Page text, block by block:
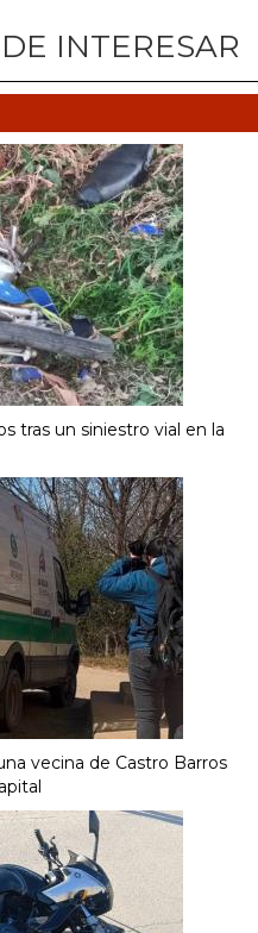
INTERESAR
tras un siniestro vial en la
vecina de Castro Barros